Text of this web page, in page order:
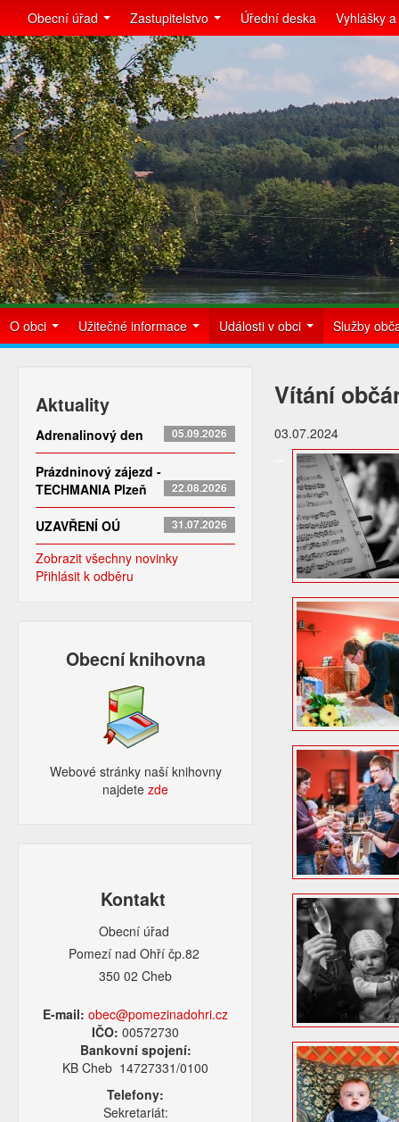
Obecní úřad Zastupitelstvo Úřední deska Vyhlášky
O obci Užitečné informace Události v obci Služby
Aktuality
Adrenalinový den 05.09.2026
Prázdninový zájezd -
TECHMANIA Plzeň
22.08.2026
UZAVŘENÍ OÚ 31.07.2026
Zobrazit všechny novinky
Přihlásit k odběru
Obecní knihovna
Webové stránky naší knihovny
najdetezde​
Kontakt
Obecní úřad
Pomezí nad Ohří čp.82
350 02 Cheb
E-mail: obec@pomezinadohri.cz
IČO:00572730
Bankovní spojení:
KB Cheb 14727331/0100
Telefony:
Sekretariát:
Vítání
03.07.2024